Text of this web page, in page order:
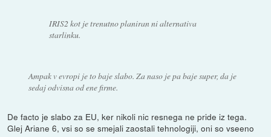
IRIS2 kot je trenutno planiran ni alternativa
starlinku.
Ampak v evropi je to baje slabo. Za naso je pa baje super, da je
sedaj odvisna od ene firme.
De facto je slabo za EU, ker nikoli nic resnega ne pride iz tega.
Glej Ariane 6, vsi so se smejali zaostali tehnologiji, oni so vseeno